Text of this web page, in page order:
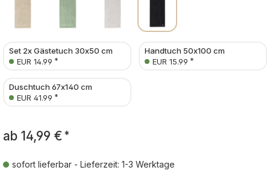
Set 2x Gästetuch 30x50 cm
EUR 14.99 *
Handtuch 50x100 cm
EUR 15.99 *
Duschtuch 67x140 cm
EUR 41.99 *
ab 14,99 € *
sofort lieferbar - Lieferzeit: 1-3 Werktage